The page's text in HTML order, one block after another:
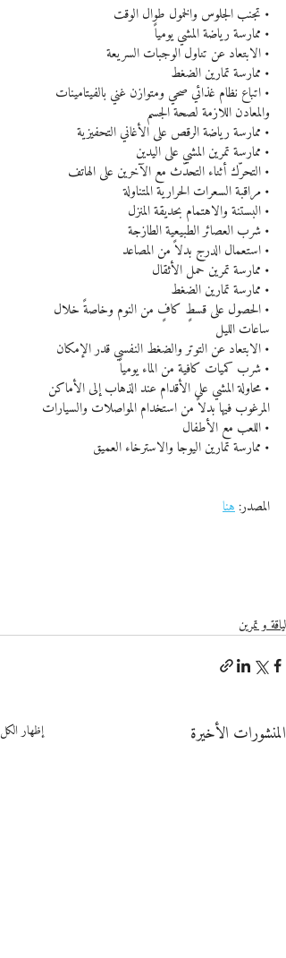
• تجنب الجلوس والخمول طوال الوقت
• ممارسة رياضة المشي يومياً
• الابتعاد عن تناول الوجبات السريعة
• ممارسة تمارين الضغط
• اتباع نظام غذائي صحي ومتوازن غني بالفيتامينات
والمعادن اللازمة لصحة الجسم
• ممارسة رياضة الرقص على الأغاني التحفيزية
• ممارسة تمرين المشي على اليدين
• التحرّك أثناء التحدّث مع الآخرين على الهاتف
• مراقبة السعرات الحرارية المتناولة
• البستنة والاهتمام بحديقة المنزل
• شرب العصائر الطبيعية الطازجة
• استعمال الدرج بدلاً من المصاعد
• ممارسة تمرين حمل الأثقال
• ممارسة تمارين الضغط
• الحصول على قسطٍ كافٍ من النوم وخاصةً خلال
ساعات الليل
• الابتعاد عن التوتر والضغط النفسي قدر الإمكان
• شرب كميات كافية من الماء يومياً
• محاولة المشي على الأقدام عند الذهاب إلى الأماكن
المرغوب فيها بدلاً من استخدام المواصلات والسيارات
• اللعب مع الأطفال
• ممارسة تمارين اليوجا والاسترخاء العميق
المصدر: هنا
لياقة و تمرين
المنشورات الأخيرة إظهار الكل